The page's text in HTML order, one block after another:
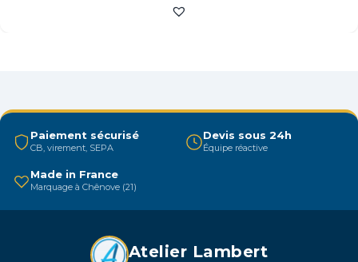
peuvent
être
choisies
page
produit
Paiement sécurisé
CB, virement, SEPA
Devis sous 24h
Équipe réactive
Made in France
Marquage à Chênove (21)
Atelier Lambert